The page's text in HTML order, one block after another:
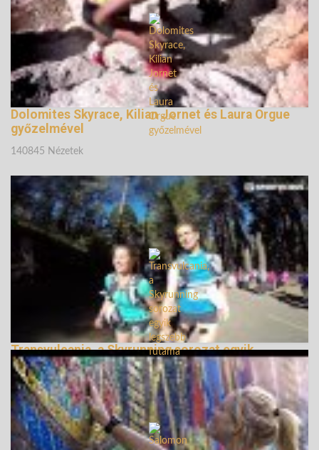
Dolomites Skyrace, Kilian Jornet és Laura Orgue
győzelmével
140845 Nézetek
Transvulcania, a Skyrunning sorozat egyik
legszebb futama
150072 Nézetek